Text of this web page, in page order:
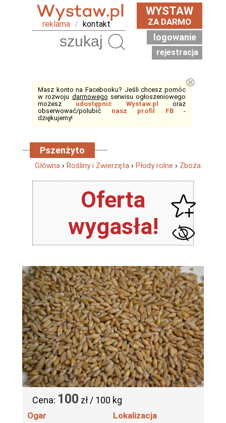
reklama / kontakt
WYSTAW
ZA DARMO
logowanie
rejestracja
Masz konto na Facebooku? Jeśli chcesz pomóc
w rozwoju darmowego serwisu ogłoszeniowego
możesz udostępnić Wystaw.pl
oraz
obserwować/polubić nasz profil FB-
dziękujemy!
⊗
Pszenżyto
Główna › Rośliny i Zwierzęta › Płody rolne › Zboża
Oferta
wygasła!
Cena: 100 zł / 100 kg
Ogar Lokalizacja